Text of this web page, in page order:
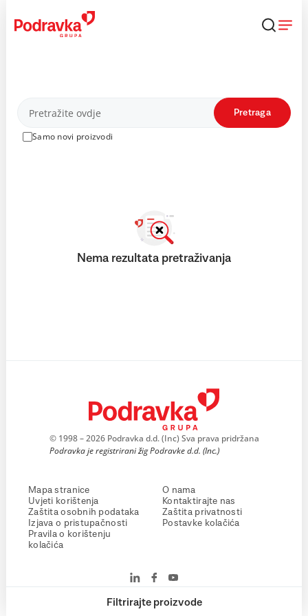
content
Proizvodi
Samo novi proizvodi
Pretraga
Filtrirajte proizvode
Nema rezultata pretraživanja
© 1998 – 2026 Podravka d.d. (Inc) Sva prava pridržana
Podravka je registrirani žig Podravke d.d. (Inc.)
Mapa stranice
Uvjeti korištenja
Zaštita osobnih podataka
Izjava o pristupačnosti
Pravila o korištenju
kolačića
O nama
Kontaktirajte nas
Zaštita privatnosti
Postavke kolačića